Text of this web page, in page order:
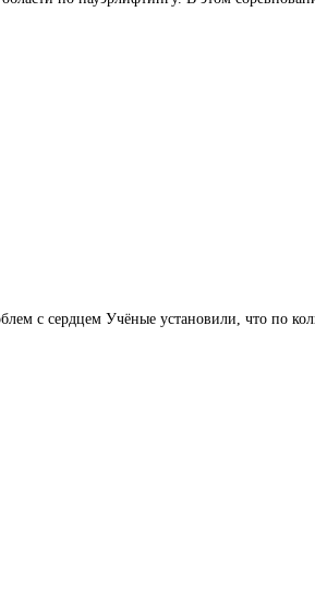
с сердцем Учёные установили, что по